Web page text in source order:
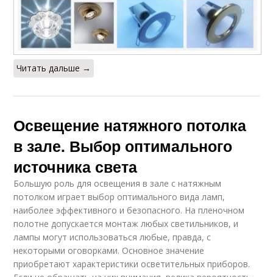
Читать дальше →
Освещение натяжного потолка
в зале. Выбор оптимального
источника света
Большую роль для освещения в зале с натяжным
потолком играет выбор оптимального вида ламп,
наиболее эффективного и безопасного. На пленочном
полотне допускается монтаж любых светильников, и
лампы могут использоваться любые, правда, с
некоторыми оговорками. Основное значение
приобретают характеристики осветительных приборов.